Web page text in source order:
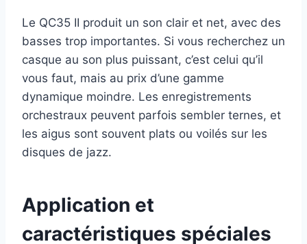
Le QC35 II produit un son clair et net, avec des
basses trop importantes. Si vous recherchez un
casque au son plus puissant, c’est celui qu’il
vous faut, mais au prix d’une gamme
dynamique moindre. Les enregistrements
orchestraux peuvent parfois sembler ternes, et
les aigus sont souvent plats ou voilés sur les
disques de jazz.
Application et
caractéristiques spéciales